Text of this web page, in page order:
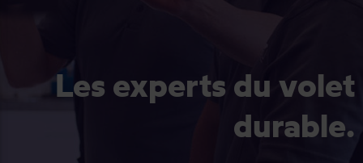
Les experts du volet
durable.